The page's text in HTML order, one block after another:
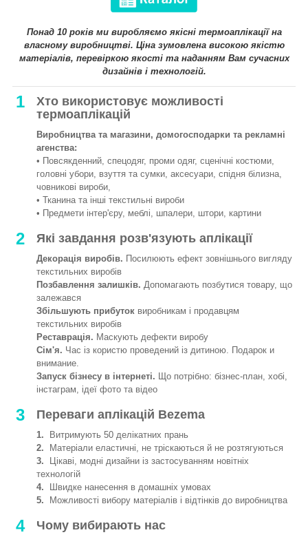
Понад 10 років ми виробляємо якісні термоаплікації на
власному виробництві. Ціна зумовлена високою якістю
матеріалів, перевіркою якості та наданням Вам сучасних
дизайнів і технологій.
1
Хто використовує можливості
термоаплікацій
Виробництва та магазини, домогосподарки та рекламні
агенства:
• Повсякденний, спецодяг, проми одяг, сценічні костюми,
головні убори, взуття та сумки, аксесуари, спідня білизна,
човникові вироби,
• Тканина та інші текстильні вироби
• Предмети інтер'єру, меблі, шпалери, штори, картини
2 Які завдання розв'язують аплікації
Декорація виробів. Посилюють ефект зовнішнього вигляду
текстильних виробів
Позбавлення залишків. Допомагають позбутися товару, що
залежався
Збільшують прибуток виробникам і продавцям
текстильних виробів
Реставрація. Маскують дефекти виробу
Сім'я. Час із користю проведений із дитиною. Подарок и
внимание.
Запуск бізнесу в інтернеті. Що потрібно: бізнес-план, хобі,
інстаграм, ідеї фото та відео
3 Переваги аплікацій Bezema
1. Витримують 50 делікатних прань
2. Матеріали еластичні, не тріскаються й не розтягуються
3. Цікаві, модні дизайни із застосуванням новітніх
технологій
4. Швидке нанесення в домашніх умовах
5. Можливості вибору матеріалів і відтінків до виробництва
4 Чому вибирають нас